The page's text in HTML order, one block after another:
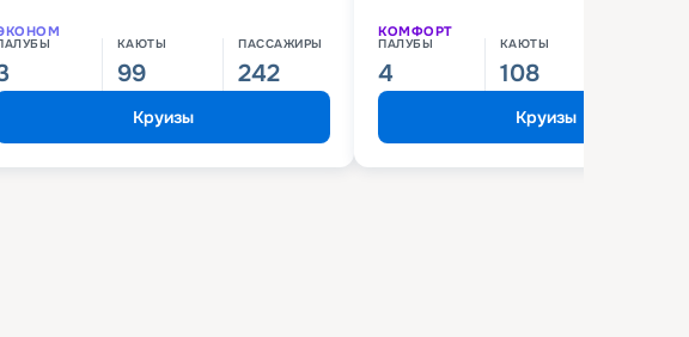
КАЮТЫ
99
ПАССАЖИРЫ
242
Круизы
КОМФОРТ
ПАЛУБЫ
4
КАЮТЫ
108
Круизы